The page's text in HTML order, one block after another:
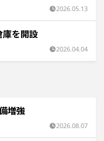
2026.05.13
庫を開設
2026.04.04
増強
2026.08.07